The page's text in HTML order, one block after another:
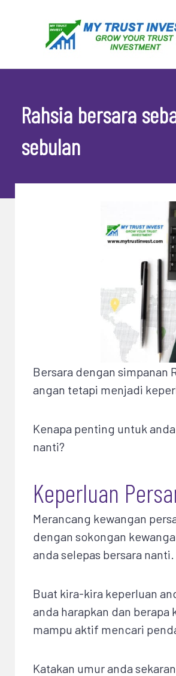
Rahsia bersara
sebulan
Bersara dengan simpanan
angan tetapi menjadi
Kenapa penting untuk
nanti?
Keperluan
Merancang kewangan
dengan sokongan
anda selepas bersara nanti.
Buat kira-kira keperluan
anda harapkan dan berapa
mampu aktif mencari
Katakan umur anda